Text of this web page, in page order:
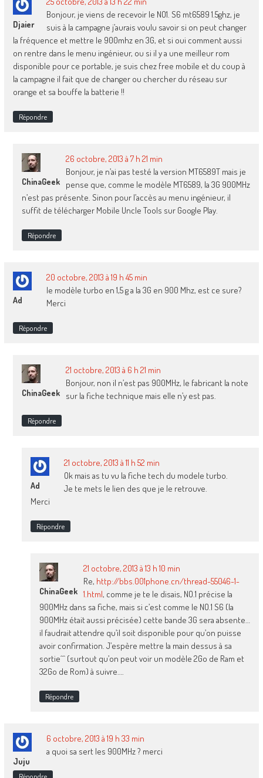
Djaier
Bonjour, je viens de recevoir le NO1. S6 mt6589 1.5ghz, je
suis à la campagne j’aurais voulu savoir si on peut changer
la fréquence et mettre le 900mhz en 3G, et si oui comment aussi
on rentre dans le menu ingénieur, ou si il y a une meilleur rom
disponible pour ce portable, je suis chez free mobile et du coup à
la campagne il fait que de changer ou chercher du réseau sur
orange et sa bouffe la batterie !!
Répondre
ChinaGeek
26 octobre, 2013 à 7 h 21 min
Bonjour, je n’ai pas testé la version MT6589T mais je
pense que, comme le modèle MT6589, la 3G 900MHz
n’est pas présente. Sinon pour l’accès au menu ingénieur, il
suffit de télécharger Mobile Uncle Tools sur Google Play.
Répondre
Ad
20 octobre, 2013 à 19 h 45 min
le modèle turbo en 1,5 g a la 3G en 900 Mhz, est ce sure?
Merci
Répondre
ChinaGeek
21 octobre, 2013 à 6 h 21 min
Bonjour, non il n’est pas 900MHz, le fabricant la note
sur la fiche technique mais elle n’y est pas.
Répondre
Ad
21 octobre, 2013 à 11 h 52 min
Ok mais as tu vu la fiche tech du modele turbo.
Je te mets le lien des que je le retrouve.
Merci
Répondre
ChinaGeek
21 octobre, 2013 à 13 h 10 min
Re, http://bbs.001phone.cn/thread-55046-1-
1.html, comme je te le disais, NO.1 précise la
900MHz dans sa fiche, mais si c’est comme le NO.1 S6 (la
900MHz était aussi précisée) cette bande 3G sera absente…
il faudrait attendre qu’il soit disponible pour qu’on puisse
avoir confirmation. J’espère mettre la main dessus à sa
sortie^^ (surtout qu’on peut voir un modèle 2Go de Ram et
32Go de Rom) à suivre….
Répondre
Juju
6 octobre, 2013 à 19 h 33 min
a quoi sa sert les 900MHz ? merci